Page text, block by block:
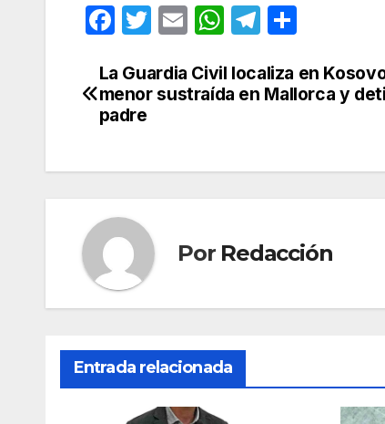
F
c
e
o
k
T
itt
er
E
ail
W
at
s
p
T
e
gr
m
m
p
tir
Navegación
de
La Guardia Civil localiza en
menor sustraída en Mallorca y
padre
Por Redacción
Entrada relacionada